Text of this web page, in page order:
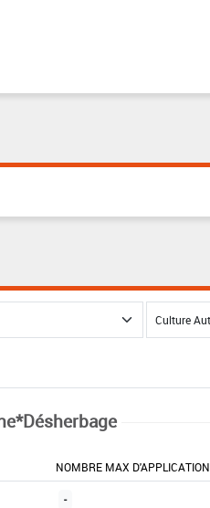
NOMBRE MAX D'APPLICATION
-